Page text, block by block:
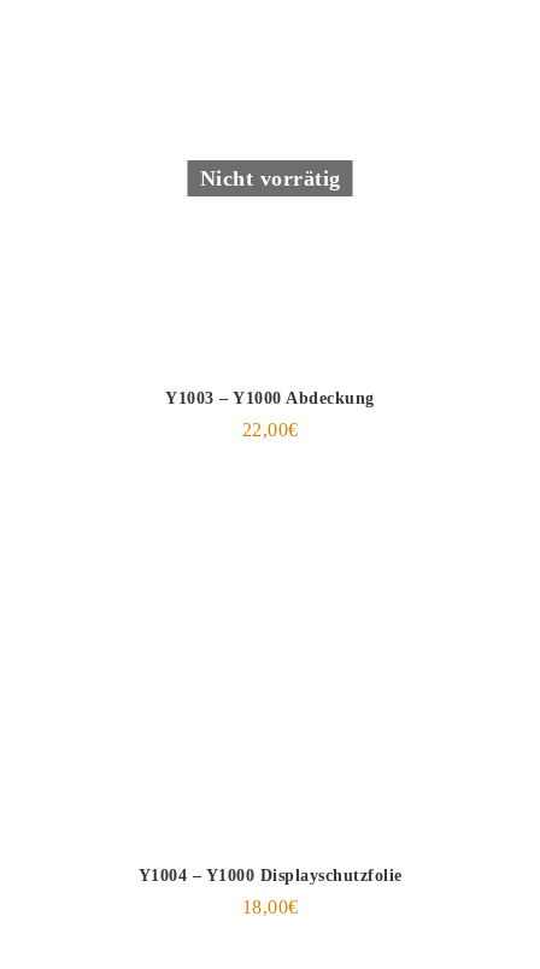
Y1003 – Y1000 Abdeckung
22,00€
Nicht vorrätig
Y1004 – Y1000 Displayschutzfolie
18,00€